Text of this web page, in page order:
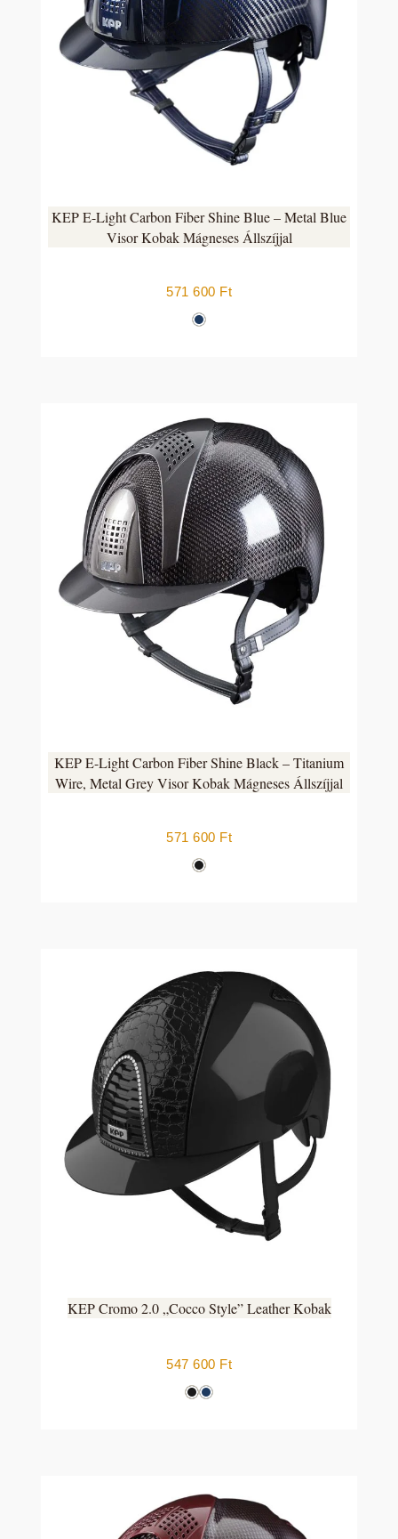
KEP E-Light Carbon Fiber Shine Blue – Metal Blue
Visor Kobak Mágneses Állszíjjal
571 600 Ft
KEP E-Light Carbon Fiber Shine Black – Titanium
Wire, Metal Grey Visor Kobak Mágneses Állszíjjal
571 600 Ft
KEP Cromo 2.0 „Cocco Style” Leather Kobak
547 600 Ft